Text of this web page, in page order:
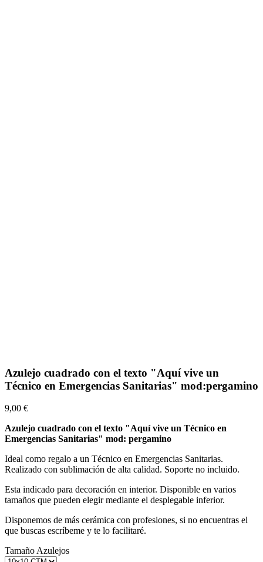
Azulejo cuadrado con el texto "Aquí vive un
Técnico en Emergencias Sanitarias" mod:pergamino
9,00 €
Azulejo cuadrado con el texto "Aquí vive un Técnico en
Emergencias Sanitarias" mod: pergamino
Ideal como regalo a un Técnico en Emergencias Sanitarias.
Realizado con sublimación de alta calidad. Soporte no incluido.
Esta indicado para decoración en interior. Disponible en varios
tamaños que pueden elegir mediante el desplegable inferior.
Disponemos de más cerámica con profesiones, si no encuentras el
que buscas escríbeme y te lo facilitaré.
Tamaño Azulejos